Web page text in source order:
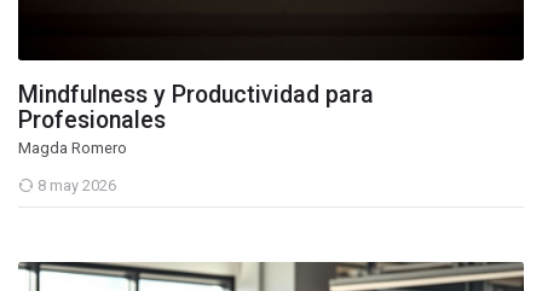
Mindfulness y Productividad para
Profesionales
Magda Romero
8 may 2026